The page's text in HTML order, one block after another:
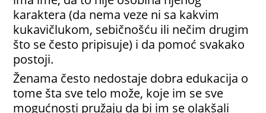
karaktera (da nema veze ni sa kakvim
kukavičlukom, sebičnošću ili nečim drugim
što se često pripisuje) i da pomoć svakako
postoji.
Ženama često nedostaje dobra edukacija o
tome šta sve telo može, koje im se sve
mogućnosti pružaju da bi im se olakšali